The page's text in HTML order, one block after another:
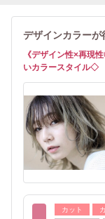
デザインカラーが
《デザイン性×再現
いカラースタイル◇
カット